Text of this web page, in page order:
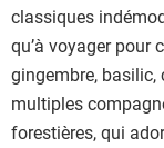
classiques
qu’à voyager pour
gingembre,
multiples
forestières, qui